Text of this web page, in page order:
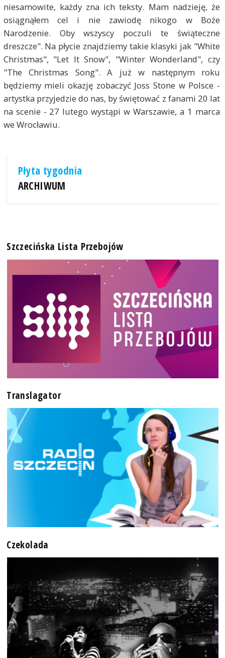
niesamowite, każdy zna ich teksty. Mam nadzieję, że
osiągnąłem cel i nie zawiodę nikogo w Boże
Narodzenie. Oby wszyscy poczuli te świąteczne
dreszcze". Na płycie znajdziemy takie klasyki jak "White
Christmas", "Let It Snow", "Winter Wonderland", czy
"The Christmas Song". A już w następnym roku
będziemy mieli okazję zobaczyć Joss Stone w Polsce -
artystka przyjedzie do nas, by świętować z fanami 20 lat
na scenie - 27 lutego wystąpi w Warszawie, a 1 marca
we Wrocławiu.
Płyta tygodnia
ARCHIWUM
Szczecińska Lista Przebojów
Translagator
Czekolada